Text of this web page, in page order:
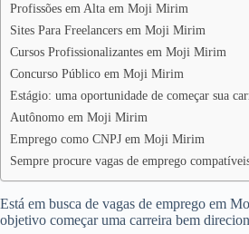
Profissões em Alta em Moji Mirim
Sites Para Freelancers em Moji Mirim
Cursos Profissionalizantes em Moji Mirim
Concurso Público em Moji Mirim
Estágio: uma oportunidade de começar sua
Autônomo em Moji Mirim
Emprego como CNPJ em Moji Mirim
Sempre procure vagas de emprego
Está em busca de vagas de emprego em
objetivo começar uma carreira bem